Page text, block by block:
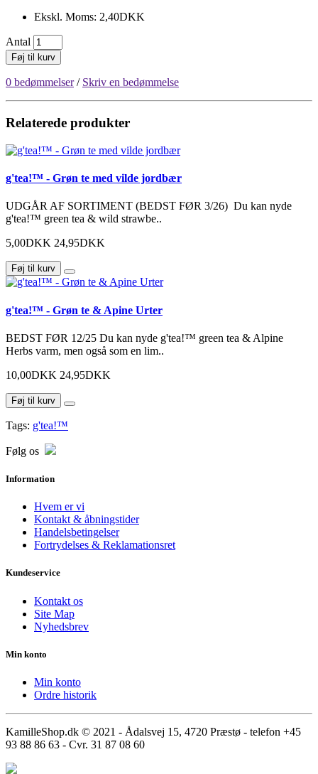
Ekskl. Moms: 2,40DKK
Antal
Føj til kurv
0 bedømmelser/ Skriv en bedømmelse
Relaterede produkter
g'tea!™ - Grøn te med vilde jordbær
UDGÅR AF SORTIMENT (BEDST FØR 3/26) Du kan nyde
g'tea!™ green tea & wild strawbe..
5,00DKK 24,95DKK
Føj til kurv
g'tea!™ - Grøn te & Apine Urter
BEDST FØR 12/25 Du kan nyde g'tea!™ green tea & Alpine
Herbs varm, men også som en lim..
10,00DKK 24,95DKK
Føj til kurv
Tags: g'tea!™
Følg os
Information
Hvem er vi
Kontakt & åbningstider
Handelsbetingelser
Fortrydelses & Reklamationsret
Kundeservice
Kontakt os
Site Map
Nyhedsbrev
Min konto
Min konto
Ordre historik
KamilleShop.dk © 2021 - Ådalsvej 15, 4720 Præstø - telefon +45
93 88 86 63 - Cvr. 31 87 08 60